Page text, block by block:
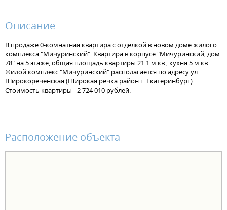
Описание
В продаже 0-комнатная квартира с отделкой в новом доме жилого
комплекса "Мичуринский". Квартира в корпусе "Мичуринский, дом
78" на 5 этаже, общая площадь квартиры 21.1 м.кв., кухня 5 м.кв.
Жилой комплекс "Мичуринский" располагается по адресу ул.
Широкореченская (Широкая речка район г. Екатеринбург).
Стоимость квартиры - 2 724 010 рублей.
Расположение объекта